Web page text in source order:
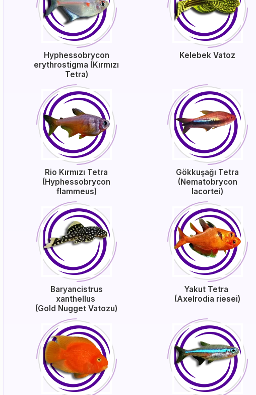
Hyphessobrycon
erythrostigma (Kırmızı
Tetra)
Kelebek Vatoz
Rio Kırmızı Tetra
(Hyphessobrycon
flammeus)
Gökkuşağı Tetra
(Nematobrycon
lacortei)
Baryancistrus
xanthellus
(Gold Nugget Vatozu)
Yakut Tetra
(Axelrodia riesei)